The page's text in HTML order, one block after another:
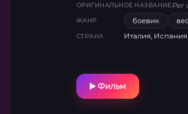
ОРИГИНАЛЬНОЕ НАЗВАНИЕPer
ЖАНР боевик
СТРАНА Италия,
Фильм